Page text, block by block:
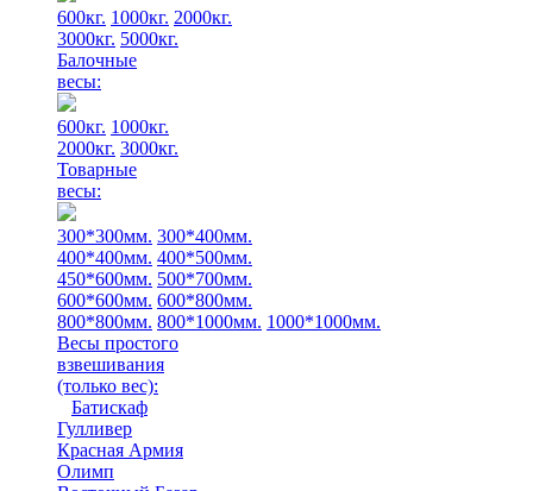
600кг. 1000кг. 2000кг.
3000кг. 5000кг.
Балочные
весы:
600кг. 1000кг.
2000кг. 3000кг.
Товарные
весы:
300*300мм. 300*400мм.
400*400мм. 400*500мм.
450*600мм. 500*700мм.
600*600мм. 600*800мм.
800*800мм. 800*1000мм. 1000*1000мм.
Весы простого
взвешивания
(только вес):
Батискаф
Гулливер
Красная Армия
Олимп